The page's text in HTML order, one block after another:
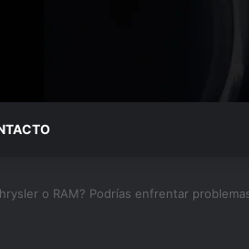
o RAM? Podrías enfrentar